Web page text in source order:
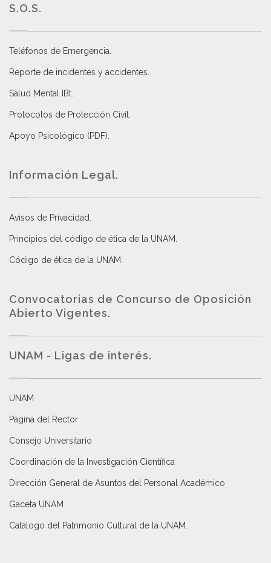
S.O.S.
Teléfonos de Emergencia.
Reporte de incidentes y accidentes
Salud Mental IBt
Protocolos de Protección Civil
Apoyo Psicológico (PDF)
Información Legal.
Avisos de Privacidad
Principios del código de ética de la UNAM
Código de ética de la UNAM
Convocatorias de Concurso de Oposición
Abierto Vigentes.
UNAM - Ligas de interés.
UNAM
Página del Rector
Consejo Universitario
Coordinación de la Investigación Científica
Dirección General de Asuntos del Personal Académico
Gaceta UNAM
Catálogo del Patrimonio Cultural de la UNAM.